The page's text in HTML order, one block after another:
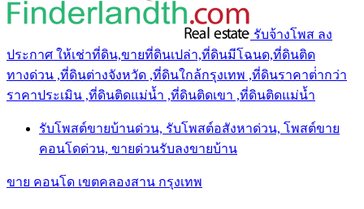
รับจ้างโพส ลง
ประกาศ ให้เช่าที่ดิน,ขายที่ดินเปล่า,ที่ดินมีโฉนด,ที่ดินติด
ทางด่วน ,ที่ดินต่างจังหวัด ,ที่ดินใกล้กรุงเทพ ,ที่ดินราคาต่ํากว่า
ราคาประเมิน ,ที่ดินติดแม่น้ำ ,ที่ดินติดเขา ,ที่ดินติดแม่น้ำ
รับโพสต์ขายบ้านด่วน, รับโพสต์อสังหาด่วน, โพสต์ขาย
คอนโดด่วน, ขายด่วนรับลงขายบ้าน
ขาย คอนโด เขตคลองสาน กรุงเทพ